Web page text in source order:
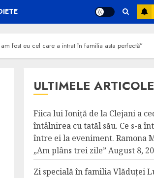
fost eu cel care a intrat în familia asta perfectă”
ULTIMELE ARTICOLE
Fiica lui Ioniță de la Clejani a
întâlnirea cu tatăl său. Ce s-a
între ei la eveniment. Ramona
„Am plâns trei zile” August 8,
Zi specială în familia Vlăduței